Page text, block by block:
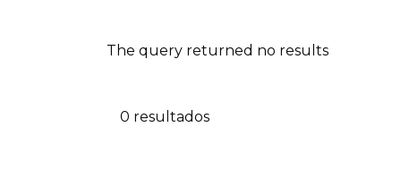
The query returned no results
0 resultados